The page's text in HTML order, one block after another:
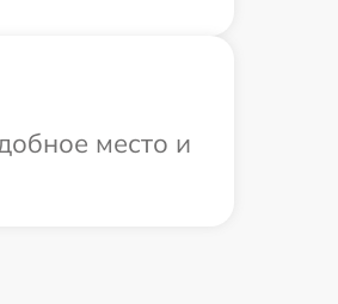
место и